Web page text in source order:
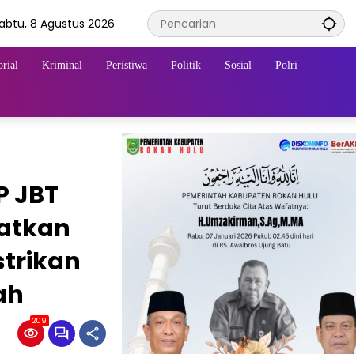
8 Agustus 2026
Kriminal Peristiwa Politik Sosial Polri
JBT
209